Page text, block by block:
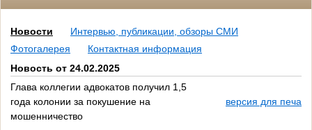
Новости
Интервью, публикации, обзоры СМИ
Фотогалерея
Контактная информация
Новость от 24.02.2025
Глава коллегии адвокатов получил 1,5
года колонии за покушение на
мошенничество
версия для печати